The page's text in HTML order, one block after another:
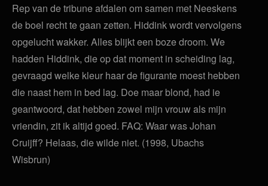
Rep van de tribune afdalen om samen met Neeskens
de boel recht te gaan zetten. Hiddink wordt vervolgens
opgelucht wakker. Alles blijkt een boze droom. We
hadden Hiddink, die op dat moment in scheiding lag,
gevraagd welke kleur haar de figurante moest hebben
die naast hem in bed lag. Doe maar blond, had ie
geantwoord, dat hebben zowel mijn vrouw als mijn
vriendin, zit ik altijd goed. FAQ: Waar was Johan
Cruijff? Helaas, die wilde niet. (1998, Ubachs
Wisbrun)